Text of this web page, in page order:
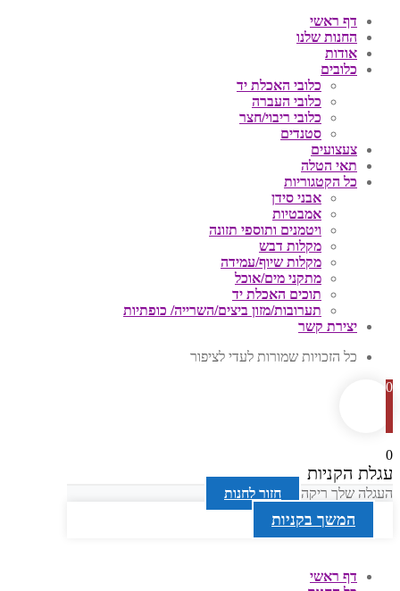
דף ראשי
החנות שלנו
אודות
כלובים
כלובי האכלת יד
כלובי העברה
כלובי ריבוי/חצר
סטנדים
צעצועים
תאי הטלה
כל הקטגוריות
אבני סידן
אמבטיות
ויטמנים ותוספי תזונה
מקלות דבש
מקלות שיוף/עמידה
מתקני מים/אוכל
תוכים האכלת יד
תערובות/מזון ביצים/השרייה/ כופתיות
יצירת קשר
כל הזכויות שמורות לעדי לציפור
0
0
עגלת הקניות
העגלה שלך ריקה חזור לחנות
המשך בקניות
דף ראשי